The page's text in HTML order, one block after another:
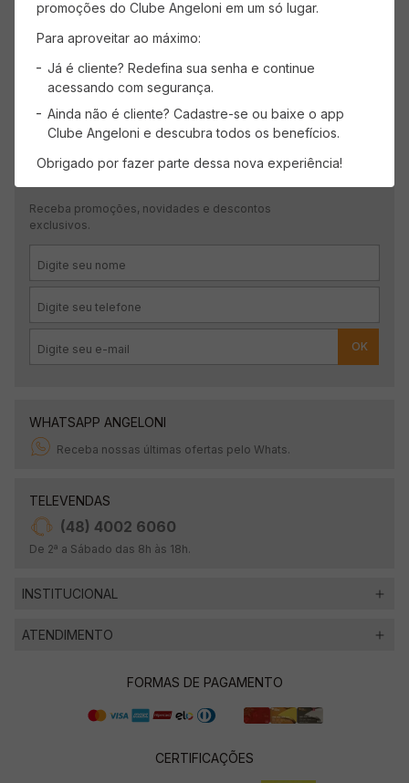
Receba promoções, novidades e descontos
exclusivos.
OK
WHATSAPP ANGELONI
Receba nossas últimas ofertas pelo Whats.
TELEVENDAS
(48) 4002 6060
De 2ª a Sábado das 8h às 18h.
INSTITUCIONAL
ATENDIMENTO
FORMAS DE PAGAMENTO
CERTIFICAÇÕES
promoções do Clube Angeloni em um só lugar.
Para aproveitar ao máximo:
Já é cliente? Redefina sua senha e continue
acessando com segurança.
Ainda não é cliente? Cadastre-se ou baixe o app
Clube Angeloni e descubra todos os benefícios.
Obrigado por fazer parte dessa nova experiência!